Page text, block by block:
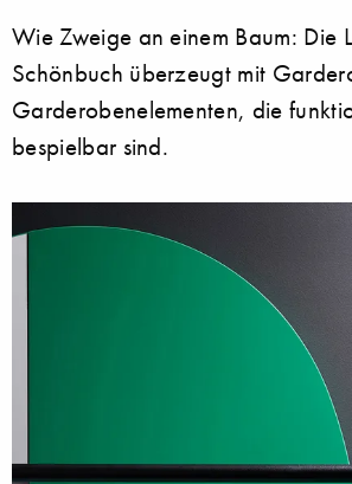
Wie Zweige an einem Baum: Die
Schönbuch überzeugt mit
Garderobenelementen, die
bespielbar sind.